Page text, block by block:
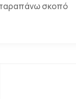
σκοπό